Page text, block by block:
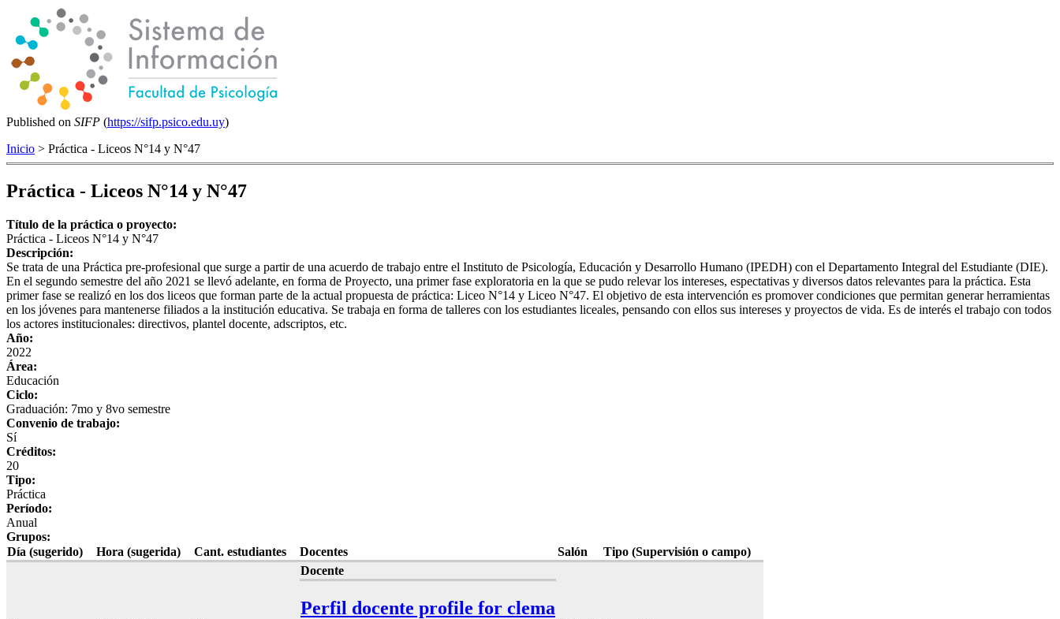
Published on SIFP (https://sifp.psico.edu.uy)
Inicio > Práctica - Liceos N°14 y N°47
Práctica - Liceos N°14 y N°47
Título de la práctica o proyecto:
Práctica - Liceos N°14 y N°47
Descripción:
Se trata de una Práctica pre-profesional que surge a partir de una acuerdo de trabajo entre el Instituto de Psicología, Educación y Desarrollo Humano (IPEDH) con el Departamento Integral del Estudiante (DIE).
En el segundo semestre del año 2021 se llevó adelante, en forma de Proyecto, una primer fase exploratoria en la que se pudo relevar los intereses, espectativas y diversos datos relevantes para la práctica. Esta
primer fase se realizó en los dos liceos que forman parte de la actual propuesta de práctica: Liceo N°14 y Liceo N°47. El objetivo de esta intervención es promover condiciones que permitan generar herramientas
en los jóvenes para mantenerse filiados a la institución educativa. Se trabaja en forma de talleres con los estudiantes liceales, pensando con ellos sus intereses y proyectos de vida. Es de interés el trabajo con todos
los actores institucionales: directivos, plantel docente, adscriptos, etc.
Año:
2022
Área:
Educación
Ciclo:
Graduación: 7mo y 8vo semestre
Convenio de trabajo:
Sí
Créditos:
20
Tipo:
Práctica
Período:
Anual
Grupos:
Día (sugerido)
Hora (sugerida) Cant. estudiantes Docentes Salón Tipo (Supervisión o campo)
Docente
Perfil docente profile for clema